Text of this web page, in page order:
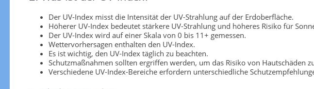
Der UV-Index misst die Intensität der UV-Strahlung auf der Erdoberfläche.
Höherer UV-Index bedeutet stärkere UV-Strahlung und höheres Risiko für
Der UV-Index wird auf einer Skala von 0 bis 11+ gemessen.
Wettervorhersagen enthalten den UV-Index.
Es ist wichtig, den UV-Index täglich zu beachten.
Schutzmaßnahmen sollten ergriffen werden, um das Risiko von Hautschäden
Verschiedene UV-Index-Bereiche erfordern unterschiedliche